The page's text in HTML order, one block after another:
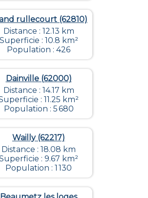
rullecourt (62810)
Distance : 12.13 km
Superficie : 10.8 km²
Population : 426
Dainville (62000)
Distance : 14.17 km
: 11.25 km²
Population : 5 680
Wailly (62217)
Distance : 18.08 km
: 9.67 km²
Population : 1 130